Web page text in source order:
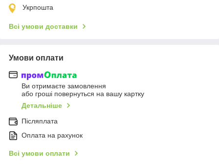
Укрпошта
Всі умови доставки
Умови оплати
Ви отримаєте замовлення
або гроші повернуться на вашу картку
Детальніше
Післяплата
Оплата на рахунок
Всі умови оплати